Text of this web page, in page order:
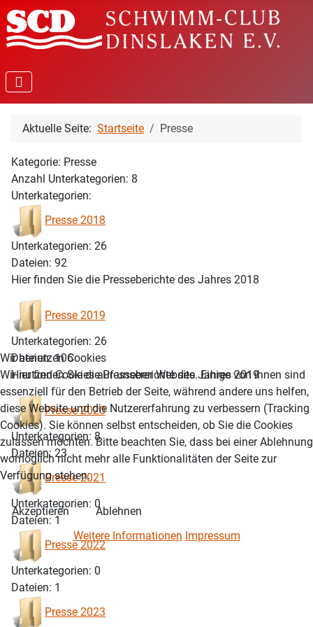
Aktuelle Seite: Startseite Presse
Kategorie: Presse
Anzahl Unterkategorien: 8
Unterkategorien:
Presse 2018
Unterkategorien: 26
Dateien: 92
Hier finden Sie die Presseberichte des Jahres 2018
Presse 2019
Unterkategorien: 26
Dateien: 106
Hier finden Sie die Presseberichte des Jahres 2019
Presse 2020
Unterkategorien: 8
Dateien: 23
Presse 2021
Unterkategorien: 0
Dateien: 1
Presse 2022
Unterkategorien: 0
Dateien: 1
Presse 2023
Wir benutzen Cookies
Wir nutzen Cookies auf unserer Website. Einige von ihnen sind
essenziell für den Betrieb der Seite, während andere uns helfen,
diese Website und die Nutzererfahrung zu verbessern (Tracking
Cookies). Sie können selbst entscheiden, ob Sie die Cookies
zulassen möchten. Bitte beachten Sie, dass bei einer Ablehnung
womöglich nicht mehr alle Funktionalitäten der Seite zur
Verfügung stehen.
Akzeptieren
Ablehnen
Weitere Informationen Impressum